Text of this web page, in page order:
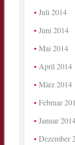
Juli 2014
Juni 2014
Mai 2014
April 2014
März 2014
Februar
Januar
Dezember